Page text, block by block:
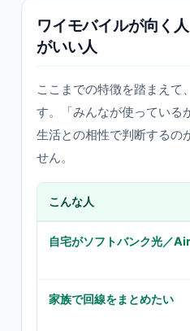
ワイモバイルが向く
がいい人
ここまでの特徴を踏まえて、
す。「みんなが使っている
生活との相性で判断するの
せん。
こんな人
自宅がソフトバンク光／Air
家族で回線をまとめたい